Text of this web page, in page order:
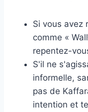
Si vous avez
comme «
repentez-
S'il ne
informelle,
pas de
intention et